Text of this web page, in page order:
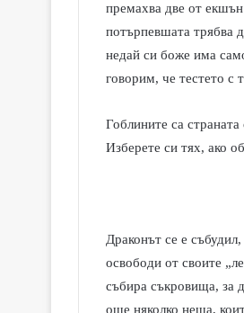
премахва две от
потърпевшата трябва
недай си боже има
говорим, че тестето с
Гоблините са
Изберете си тях, ако
Драконът се е
освободи от своите
събира съкровища, за
още няколко неща,